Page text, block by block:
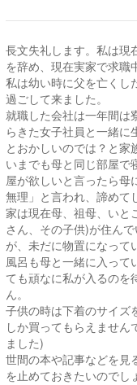
長文失礼します。私は現
を辞め、現在実家で求職
私は幼い時に父を亡くし
過ごして来ました。
就職した会社は一年間は
らきた女子社員と一緒に
とおかしいのでは？と家
いまでも母と同じ部屋で
屋が欲しいと言ったら母
無理」と言われ、諦めて
家は現在母、祖母、いと
さん、その子供)が住ん
が、未だに物置になって
風呂も母と一緒に入って
ても頑なに私が入るのを
ん。
子供の時は下着のサイズ
しか買ってもらえません
ました)
世間の本や記事などを見
を止めておきたいのでし